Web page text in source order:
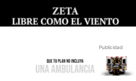
Publicidad